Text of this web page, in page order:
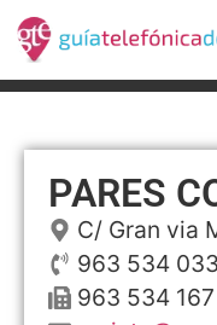
PARES
C/ Gran via
963 534 033
963 534 167